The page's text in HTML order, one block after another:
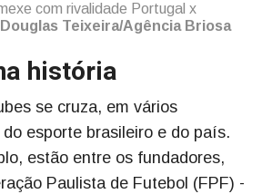
com rivalidade Portugal x
Douglas Teixeira/Agência Briosa
história
se cruza, em vários
esporte brasileiro e do país.
estão entre os fundadores,
Paulista de Futebol (FPF) -